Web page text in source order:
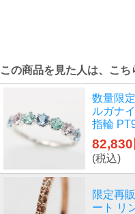
この商品を見た人は、こち
数量限
ルガナ
指輪
82,830
(税込)
限定再
ート リ